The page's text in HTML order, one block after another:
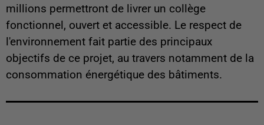
millions permettront de livrer un collège
fonctionnel, ouvert et accessible. Le respect de
l'environnement fait partie des principaux
objectifs de ce projet, au travers notamment de la
consommation énergétique des bâtiments.